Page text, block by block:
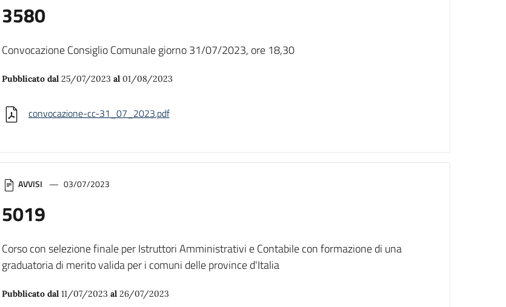
3580
Convocazione Consiglio Comunale giorno 31/07/2023, ore 18,30
Pubblicato dal 25/07/2023 al01/08/2023
convocazione-cc-31_07_2023.pdf
AVVISI 03/07/2023
5019
Corso con selezione finale per Istruttori Amministrativi e Contabile con formazione di una
graduatoria di merito valida per i comuni delle province d'Italia
Pubblicato dal 11/07/2023 al26/07/2023